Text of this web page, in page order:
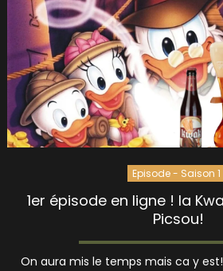
Episode - Saison 1
1er épisode en ligne ! la
Picsou!
On aura mis le temps mais ca y